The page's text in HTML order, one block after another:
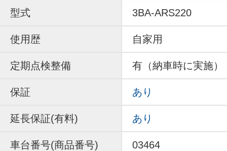
型式 3BA-ARS220
使用歴 自家用
定期点検整備 有（納車時に実施）
保証 あり
延長保証(有料) あり
車台番号(商品番号) 03464